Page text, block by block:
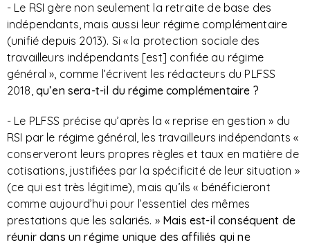
- Le RSI gère non seulement la retraite de base des
indépendants, mais aussi leur régime complémentaire
(unifié depuis 2013). Si « la protection sociale des
travailleurs indépendants [est] confiée au régime
général », comme l’écrivent les rédacteurs du PLFSS
2018,qu’en sera-t-il du régime complémentaire ?
- Le PLFSS précise qu’après la « reprise en gestion » du
RSI par le régime général, les travailleurs indépendants «
conserveront leurs propres règles et taux en matière de
cotisations, justifiées par la spécificité de leur situation »
(ce qui est très légitime), mais qu’ils « bénéficieront
comme aujourd’hui pour l’essentiel des mêmes
prestations que les salariés. »Mais est-il conséquent de
réunir dans un régime unique des affiliés qui ne